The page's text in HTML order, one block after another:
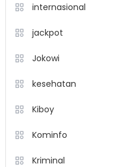
internasional
jackpot
Jokowi
kesehatan
Kiboy
Kominfo
Kriminal